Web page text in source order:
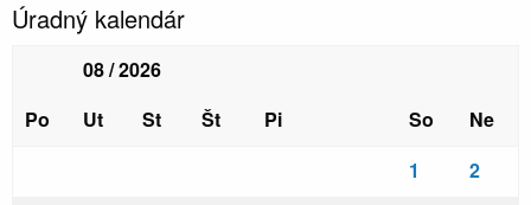
Úradný kalendár
08 / 2026
Po
Ut St Št Pi So
Ne
1
2